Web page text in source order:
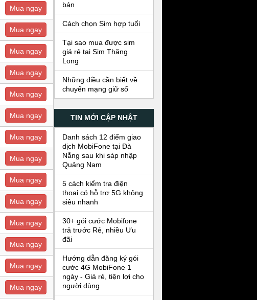
Mua ngay
Mua ngay
Mua ngay
Mua ngay
Mua ngay
Mua ngay
Mua ngay
Mua ngay
Mua ngay
Mua ngay
Mua ngay
Mua ngay
Mua ngay
Mua ngay
bán
Cách chọn Sim hợp tuổi
Tại sao mua được sim
giá rẻ tại Sim Thăng
Long
Những điều cần biết về
chuyển mạng giữ số
TIN MỚI CẬP NHẬT
Danh sách 12 điểm giao
dịch MobiFone tại Đà
Nẵng sau khi sáp nhập
Quảng Nam
5 cách kiểm tra điện
thoại có hỗ trợ 5G không
siêu nhanh
30+ gói cước Mobifone
trả trước Rẻ, nhiều Ưu
đãi
Hướng dẫn đăng ký gói
cước 4G MobiFone 1
ngày - Giá rẻ, tiện lợi cho
người dùng